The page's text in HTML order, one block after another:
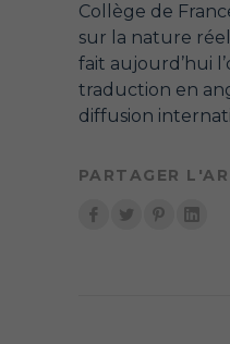
Collège de
sur la nature
fait aujourd’hui
traduction en
diffusion
PARTAGER